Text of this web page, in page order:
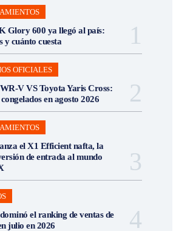
Glory 600 ya llegó al país:
y cuánto cuesta
OFICIALES
V VS Toyota Yaris Cross:
en agosto 2026
el X1 Efficient nafta, la
de entrada al mundo
el ranking de ventas de
julio en 2026